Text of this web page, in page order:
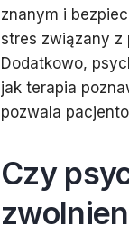
znanym i
stres związany z
Dodatkowo,
jak terapia
pozwala
Czy